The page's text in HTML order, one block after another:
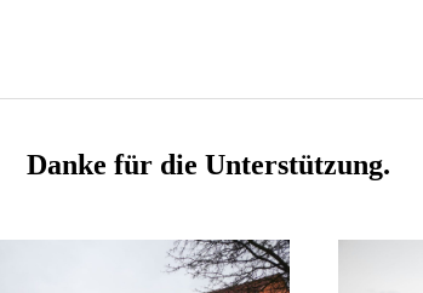
Danke für die Unterstützung.